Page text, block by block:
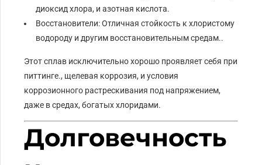
диоксид хлора, и азотная кислота.
Восстановители: Отличная стойкость к хлористому
водороду и другим восстановительным средам..
Этот сплав исключительно хорошо проявляет себя при
питтинге., щелевая коррозия, и условия
коррозионного растрескивания под напряжением,
даже в средах, богатых хлоридами.
Долговечность